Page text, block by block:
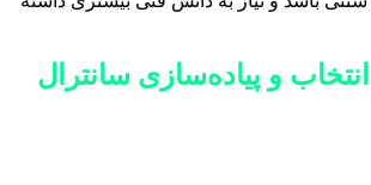
و پیاده‌سازی سانترال